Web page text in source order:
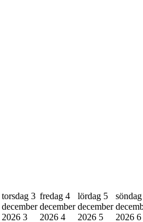
torsdag 3
december
2026 3
fredag 4
december
2026 4
lördag 5
december
2026 5
2026 6